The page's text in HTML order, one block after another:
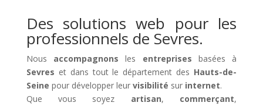
Des solutions web pour les
professionnels de Sevres.
Nous accompagnons les entreprises basées à
Sevres et dans tout le département des Hauts-de-
Seine pour développer leur visibilité sur internet.
Que vous soyez artisan, commerçant,